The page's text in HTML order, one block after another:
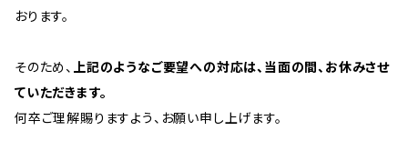
おります。
そのため、 上記のようなご要望への対応は、当面の間、お休みさせ
ていただきます。
何卒ご理解賜りますよう、お願い申し上げます。